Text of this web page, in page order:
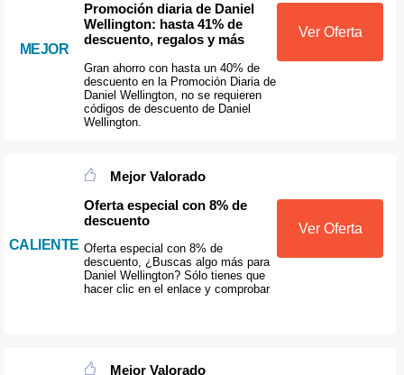
MEJOR
Promoción diaria de Daniel
Wellington: hasta 41% de
descuento, regalos y más
Gran ahorro con hasta un 40% de
descuento en la Promoción Diaria de
Daniel Wellington, no se requieren
códigos de descuento de Daniel
Wellington.
Ver Oferta
CALIENTE
Mejor Valorado
Oferta especial con 8% de
descuento
Oferta especial con 8% de
descuento, ¿Buscas algo más para
Daniel Wellington? Sólo tienes que
hacer clic en el enlace y comprobar
Ver Oferta
Mejor Valorado